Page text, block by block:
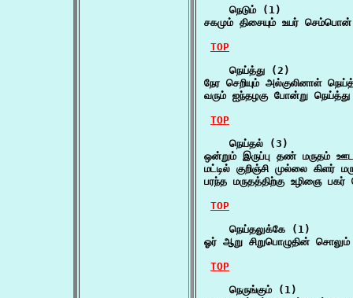
    நெடும் (1)
சகமும் திசையும் உயர்
TOP
    நெய்த்து (2)
நேர செறியும் அல்குலினாள்
வரும் ஐந்தழகு போன்று
TOP
    நெய்தல் (3)
ஒன்றும் இருப்பு தண் மருதம்
மட்டில் குறிஞ்சி முல்லை
பரந்த மருதத்திற்கு உழிஞை
TOP
    நெய்தலுக்கே (1)
ஓர் ஆறு சிறுபொழுதின்
TOP
    நெருங்கும் (1)